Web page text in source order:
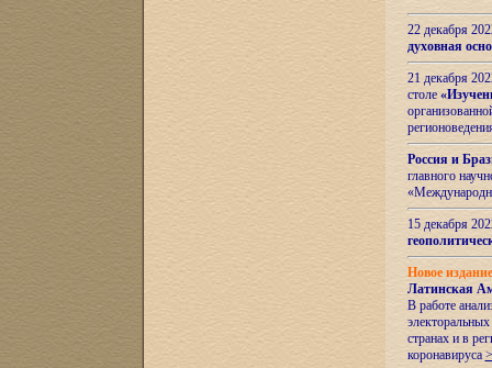
22 декабря
духовная
21 декабря
столе
Россия и
главного
15 декабря
Новое
Латинская
В работе
странах и в
коронавируса